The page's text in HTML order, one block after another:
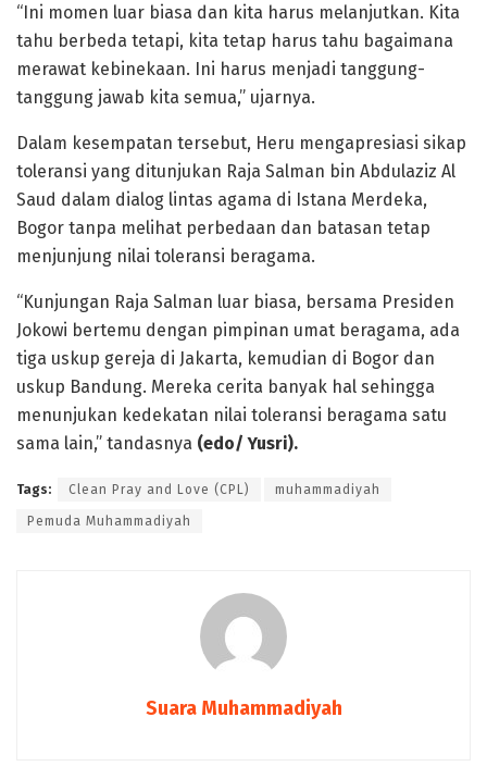
“Ini momen luar biasa dan kita harus melanjutkan. Kita
tahu berbeda tetapi, kita tetap harus tahu bagaimana
merawat kebinekaan. Ini harus menjadi tanggung-
tanggung jawab kita semua,” ujarnya.
Dalam kesempatan tersebut, Heru mengapresiasi sikap
toleransi yang ditunjukan Raja Salman bin Abdulaziz Al
Saud dalam dialog lintas agama di Istana Merdeka,
Bogor tanpa melihat perbedaan dan batasan tetap
menjunjung nilai toleransi beragama.
“Kunjungan Raja Salman luar biasa, bersama Presiden
Jokowi bertemu dengan pimpinan umat beragama, ada
tiga uskup gereja di Jakarta, kemudian di Bogor dan
uskup Bandung. Mereka cerita banyak hal sehingga
menunjukan kedekatan nilai toleransi beragama satu
sama lain,” tandasnya (edo/ Yusri).
Tags: Clean Pray and Love (CPL) muhammadiyah
Pemuda Muhammadiyah
Suara Muhammadiyah